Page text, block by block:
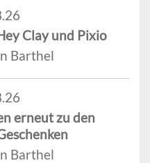
Clay und Pixio
Barthel
erneut zu den
Barthel